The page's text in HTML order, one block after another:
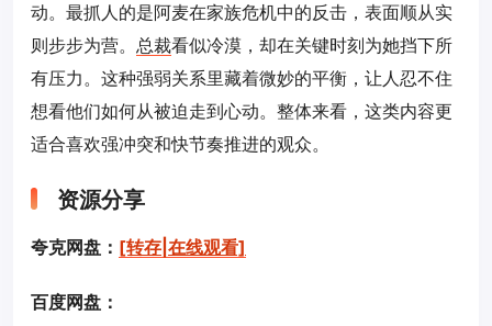
动。最抓人的是阿麦在家族危机中的反击，表面顺从实
则步步为营。 总裁看似冷漠，却在关键时刻为她挡下所
有压力。这种强弱关系里藏着微妙的平衡，让人忍不住
想看他们如何从被迫走到心动。整体来看，这类内容更
适合喜欢强冲突和快节奏推进的观众。
资源分享
夸克网盘： [转存|在线观看]
百度网盘：